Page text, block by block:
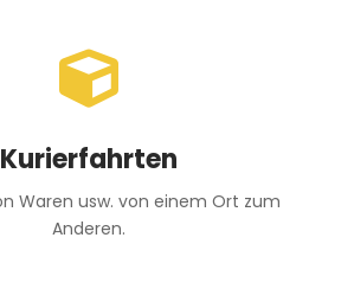

Kurierfahrten
Waren usw. von einem Ort zum
Anderen.